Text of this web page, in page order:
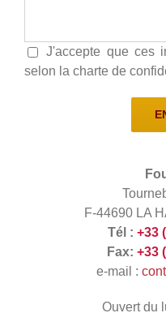
J'accepte que ces
selon la charte de
F-44690 LA
Tél : +33
Fax: +33
e-mail :
Ouvert du